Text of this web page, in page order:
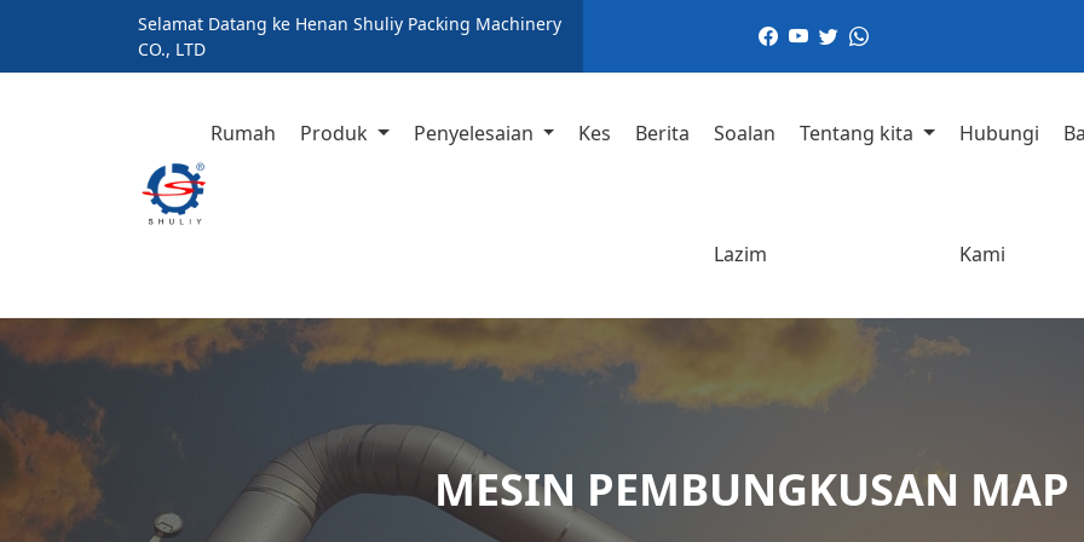
Selamat Datang ke Henan Shuliy Packing Machinery
CO., LTD
Rumah Produk Penyelesaian Kes Berita Soalan
Lazim
Tentang kita Hubungi
Kami
MESIN PEMBUNGKUSAN MAP